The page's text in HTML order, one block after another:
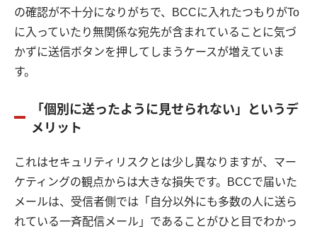
の確認が不十分になりがちで、BCCに入れたつもりがTo
に入っていたり無関係な宛先が含まれていることに気づ
かずに送信ボタンを押してしまうケースが増えていま
す。
「個別に送ったように見せられない」というデ
メリット
これはセキュリティリスクとは少し異なりますが、マー
ケティングの観点からは大きな損失です。BCCで届いた
メールは、受信者側では「自分以外にも多数の人に送ら
れている一斉配信メール」であることがひと目でわかっ